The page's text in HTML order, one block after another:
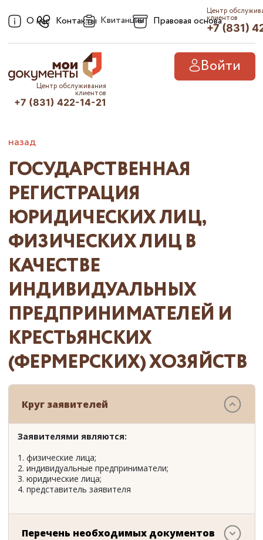
О нас Контакты Квитанции Правовая основа
Центр
клиентов
+7 (831)
Войти
Центр обслуживания
клиентов
+7 (831) 422-14-21
назад
ГОСУДАРСТВЕННАЯ
РЕГИСТРАЦИЯ
ЮРИДИЧЕСКИХ ЛИЦ,
ФИЗИЧЕСКИХ ЛИЦ В
КАЧЕСТВЕ
ИНДИВИДУАЛЬНЫХ
ПРЕДПРИНИМАТЕЛЕЙ И
КРЕСТЬЯНСКИХ
(ФЕРМЕРСКИХ) ХОЗЯЙСТВ
Круг заявителей
Заявителями являются:
1. физические лица;
2. индивидуальные предприниматели;
3. юридические лица;
4. представитель заявителя
Перечень необходимых документов